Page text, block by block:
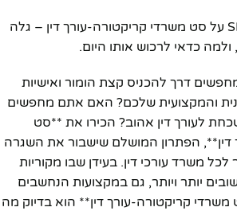
מאמר אופטימלי ל-SEO על סט משרדי קריקטורה-עורך דין – גלה
ולמה כדאי לרכוש אותו היום.
דרך להכניס קצת הומור ואישיות
והמקצועית שלכם? האם אתם מחפשים
לעורך דין אהוב? הכירו את **סט
דין**, הפתרון המושלם שישבור את השגרה
לכל משרד עורכי דין. בעידן שבו מקוריות
יותר ויותר, גם במקצועות הנחשבים
קריקטורה-עורך דין** הוא בדיוק מה